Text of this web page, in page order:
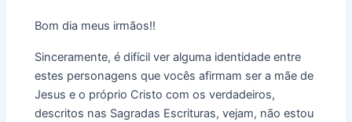
Bom dia meus irmãos!!
Sinceramente, é difícil ver alguma identidade entre
estes personagens que vocês afirmam ser a mãe de
Jesus e o próprio Cristo com os verdadeiros,
descritos nas Sagradas Escrituras, vejam, não estou